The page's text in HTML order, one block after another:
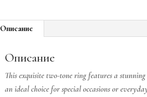
Описание
Описание
This exquisite two-tone ring features a
an ideal choice for special occasions or